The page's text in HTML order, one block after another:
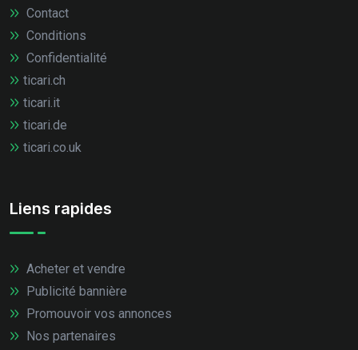
Contact
Conditions
Confidentialité
ticari.ch
ticari.it
ticari.de
ticari.co.uk
Liens rapides
Acheter et vendre
Publicité bannière
Promouvoir vos annonces
Nos partenaires